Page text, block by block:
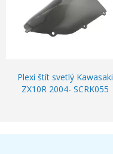
Plexi štít svetlý Kawasaki
ZX10R 2004- SCRK055